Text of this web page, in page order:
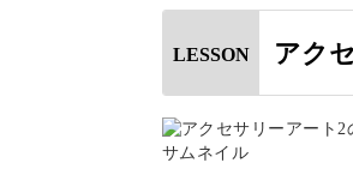
今回は、ゴールド
LESSON アク